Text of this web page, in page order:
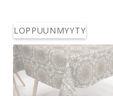
LOPPUUNMYYTY